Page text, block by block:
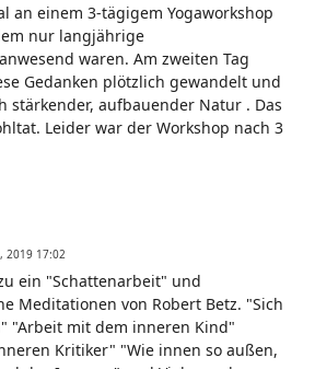
an einem 3-tägigem Yogaworkshop
nur langjährige
waren. Am zweiten Tag
Gedanken plötzlich gewandelt und
stärkender, aufbauender Natur . Das
Leider war der Workshop nach 3
2019 17:02
ein "Schattenarbeit" und
Meditationen von Robert Betz. "Sich
"Arbeit mit dem inneren Kind"
Kritiker" "Wie innen so außen,